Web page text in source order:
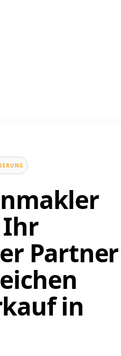
Ihr
Partner
in